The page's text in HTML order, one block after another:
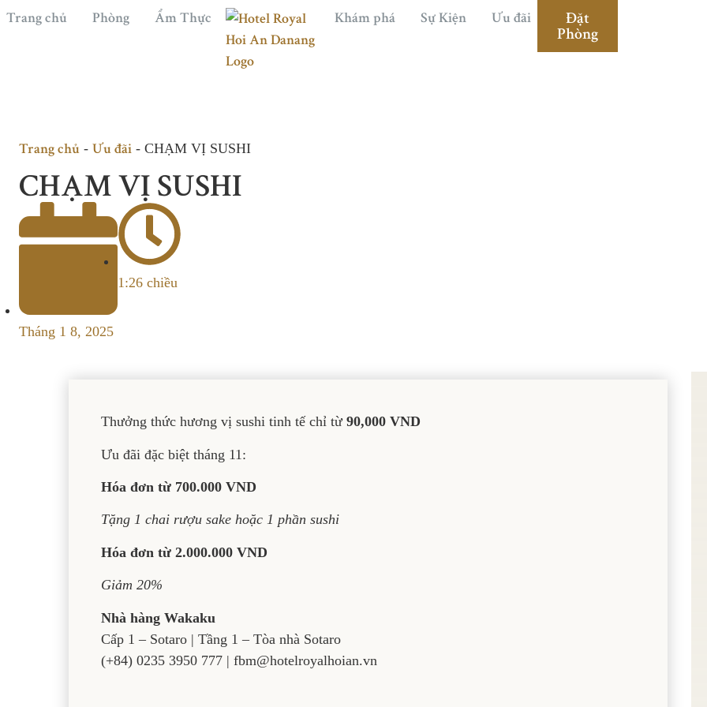
Trang chủ Phòng Ẩm Thực Khám phá Sự Kiện Ưu đãi Đặt
Phòng
Trang chủ - Ưu đãi - CHẠM VỊ SUSHI
CHẠM VỊ SUSHI
Tháng 1 8, 2025
1:26 chiều
Thưởng thức hương vị sushi tinh tế chỉ từ 90,000 VND
Ưu đãi đặc biệt tháng 11:
Hóa đơn từ 700.000 VND
Tặng 1 chai rượu sake hoặc 1 phần sushi
Hóa đơn từ 2.000.000 VND
Giảm 20%
Nhà hàng Wakaku
Cấp 1 – Sotaro | Tầng 1 – Tòa nhà Sotaro
(+84) 0235 3950 777 | fbm@hotelroyalhoian.vn